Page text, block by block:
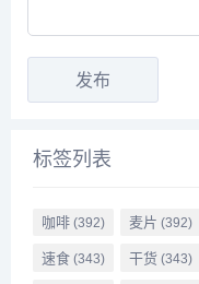
标签列表
咖啡(392) 麦片 (392)
速食(343) 干货(343)